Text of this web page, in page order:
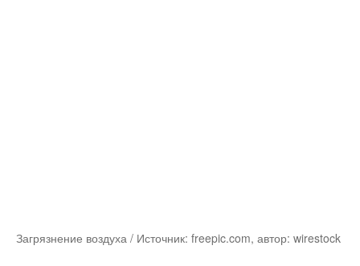
Загрязнение воздуха / Источник: freepic.com, автор: wirestock